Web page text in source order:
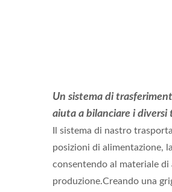
Un sistema di
aiuta a bilanciare i diversi
Il sistema di nastro
posizioni di alimentazione,
consentendo al materiale
produzione.Creando una